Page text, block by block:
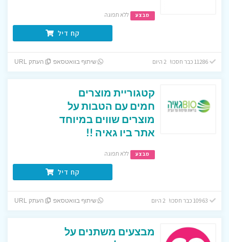
מבצע ללא תפוגה
קח דיל
11286 כבר חסכו! 2 היום שיתוף בוואטסאפ העתק URL
קטגוריית מוצרים
חמים עם הטבות על
מוצרים שווים במיוחד
אתר ביו גאיה !!
מבצע ללא תפוגה
קח דיל
שיתוף בוואטסאפ העתק URL
מבצעים משתנים על